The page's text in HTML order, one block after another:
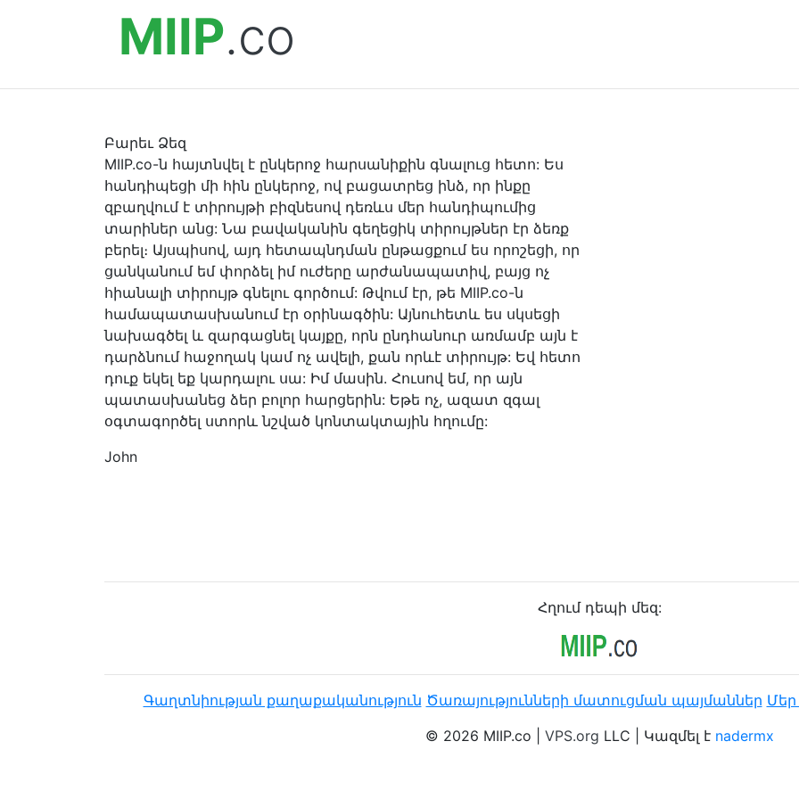
MIIP.co
Բարեւ Ձեզ
MIIP.co-ն հայտնվել է ընկերոջ հարսանիքին գնալուց հետո: Ես
հանդիպեցի մի հին ընկերոջ, ով բացատրեց ինձ, որ ինքը
զբաղվում է տիրույթի բիզնեսով դեռևս մեր հանդիպումից
տարիներ անց: Նա բավականին գեղեցիկ տիրույթներ էր ձեռք
բերել։ Այսպիսով, այդ հետապնդման ընթացքում ես որոշեցի, որ
ցանկանում եմ փորձել իմ ուժերը արժանապատիվ, բայց ոչ
հիանալի տիրույթ գնելու գործում: Թվում էր, թե MIIP.co-ն
համապատասխանում էր օրինագծին: Այնուհետև ես սկսեցի
նախագծել և զարգացնել կայքը, որն ընդհանուր առմամբ այն է
դարձնում հաջողակ կամ ոչ ավելի, քան որևէ տիրույթ: Եվ հետո
դուք եկել եք կարդալու սա: Իմ մասին. Հուսով եմ, որ այն
պատասխանեց ձեր բոլոր հարցերին: Եթե ոչ, ազատ զգալ
օգտագործել ստորև նշված կոնտակտային հղումը:
John
Հղում դեպի մեզ:
Գաղտնիության քաղաքականություն Ծառայությունների մատուցման պայմաններ
© 2026 MIIP.co | VPS.org LLC | Կազմել է nadermx